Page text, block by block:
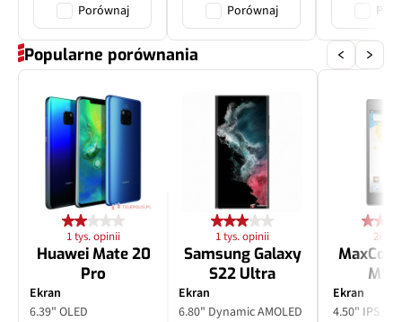
Porównaj Porównaj
Popularne porównania
1 tys. opinii
Huawei Mate 20
Pro
Ekran
6.39" OLED
1 tys. opinii
Samsung Galaxy
S22 Ultra
Ekran
6.80" Dynamic AMOLED
28
Ekran
4.50" IPS